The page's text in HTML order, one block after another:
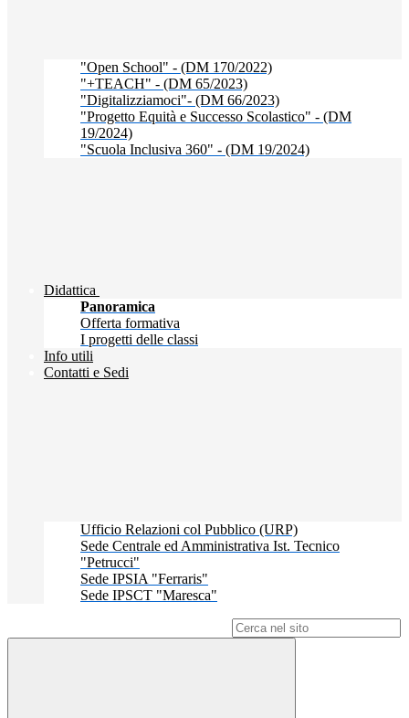
"Open School" - (DM 170/2022)
"+TEACH" - (DM 65/2023)
"Digitalizziamoci"- (DM 66/2023)
"Progetto Equità e Successo Scolastico" - (DM
19/2024)
"Scuola Inclusiva 360" - (DM 19/2024)
Didattica
Panoramica
Offerta formativa
I progetti delle classi
Info utili
Contatti e Sedi
Ufficio Relazioni col Pubblico (URP)
Sede Centrale ed Amministrativa Ist. Tecnico
"Petrucci"
Sede IPSIA "Ferraris"
Sede IPSCT "Maresca"